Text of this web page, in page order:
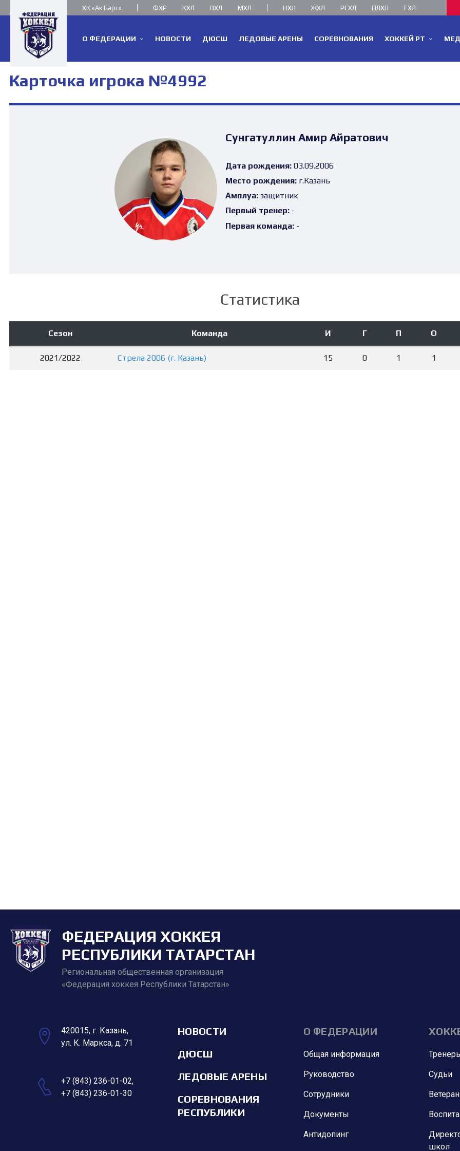
ХК «Ак Барс» ФХР КХЛ ВХЛ МХЛ НХЛ ЖХЛ РСХЛ ПЛХЛ ЕХЛ
О ФЕДЕРАЦИИ НОВОСТИ ДЮСШ ЛЕДОВЫЕ АРЕНЫ СОРЕВНОВАНИЯ ХОККЕЙ РТ
Карточка игрока №4992
Сунгатуллин Амир Айратович
Дата рождения:03.09.2006
Место рождения:г.Казань
Амплуа:защитник
Первый тренер:-
Первая команда:-
Статистика
Сезон Команда И Г П О
2021/2022 Стрела 2006 (г. Казань) 15 0 1 1
ФЕДЕРАЦИЯ ХОККЕЯ
РЕСПУБЛИКИ ТАТАРСТАН
Региональная общественная организация
«Федерация хоккея Республики Татарстан»
420015, г. Казань,
ул. К. Маркса, д. 71
+7 (843) 236-01-02,
+7 (843) 236-01-30
НОВОСТИ
ДЮСШ
ЛЕДОВЫЕ АРЕНЫ
СОРЕВНОВАНИЯ
РЕСПУБЛИКИ
О ФЕДЕРАЦИИ
Общая информация
Руководство
Сотрудники
Документы
Антидопинг
Судьи
школ